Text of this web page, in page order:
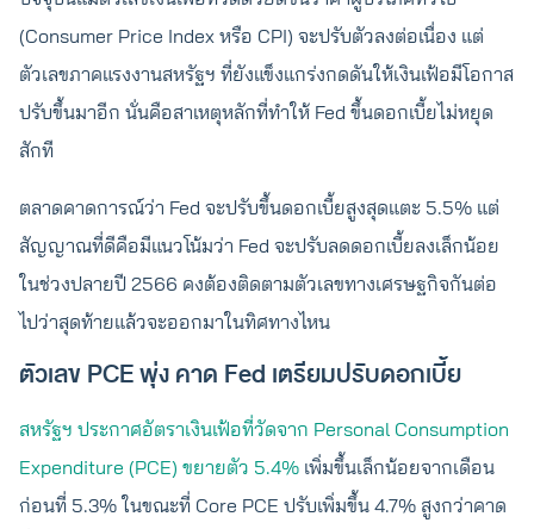
(Consumer Price Index หรือ CPI) จะปรับตัวลงต่อเนื่อง แต่
ตัวเลขภาคแรงงานสหรัฐฯ ที่ยังแข็งแกร่งกดดันให้เงินเฟ้อมีโอกาส
ปรับขึ้นมาอีก นั่นคือสาเหตุหลักที่ทำให้ Fed ขึ้นดอกเบี้ยไม่หยุด
สักที
ตลาดคาดการณ์ว่า Fed จะปรับขึ้นดอกเบี้ยสูงสุดแตะ 5.5% แต่
สัญญาณที่ดีคือมีแนวโน้มว่า Fed จะปรับลดดอกเบี้ยลงเล็กน้อย
ในช่วงปลายปี 2566 คงต้องติดตามตัวเลขทางเศรษฐกิจกันต่อ
ไปว่าสุดท้ายแล้วจะออกมาในทิศทางไหน
ตัวเลข PCE พุ่ง คาด Fed เตรียมปรับดอกเบี้ย
สหรัฐฯ ประกาศอัตราเงินเฟ้อที่วัดจาก Personal Consumption
Expenditure (PCE) ขยายตัว 5.4% เพิ่มขึ้นเล็กน้อยจากเดือน
ก่อนที่ 5.3% ในขณะที่ Core PCE ปรับเพิ่มขึ้น 4.7% สูงกว่าคาด